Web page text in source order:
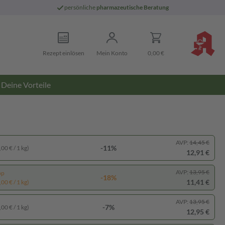
persönliche pharmazeutische Beratung
Rezept einlösen Mein Konto 0,00 €
Deine Vorteile
€ / 1 kg) -11%
AVP: 14,45 €
12,91 €
€ / 1 kg)
-18%
AVP: 13,95 €
11,41 €
€ / 1 kg) -7%
AVP: 13,95 €
12,95 €